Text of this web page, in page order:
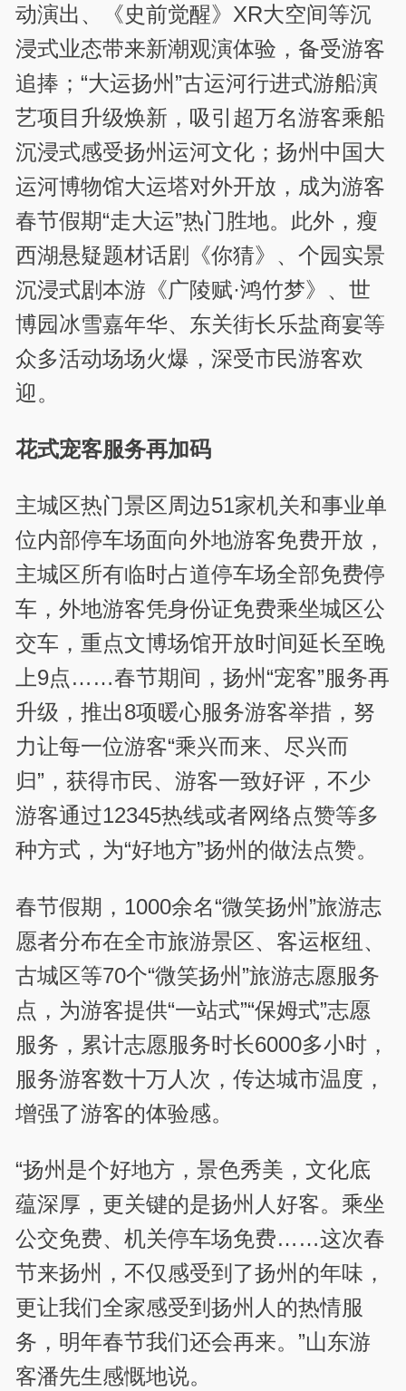
动演出、《史前觉醒》XR大空间等沉
浸式业态带来新潮观演体验，备受游客
追捧；“大运扬州”古运河行进式游船演
艺项目升级焕新，吸引超万名游客乘船
沉浸式感受扬州运河文化；扬州中国大
运河博物馆大运塔对外开放，成为游客
春节假期“走大运”热门胜地。此外，瘦
西湖悬疑题材话剧《你猜》、个园实景
沉浸式剧本游《广陵赋·鸿竹梦》、世
博园冰雪嘉年华、东关街长乐盐商宴等
众多活动场场火爆，深受市民游客欢
迎。
花式宠客服务再加码
主城区热门景区周边51家机关和事业单
位内部停车场面向外地游客免费开放，
主城区所有临时占道停车场全部免费停
车，外地游客凭身份证免费乘坐城区公
交车，重点文博场馆开放时间延长至晚
上9点……春节期间，扬州“宠客”服务再
升级，推出8项暖心服务游客举措，努
力让每一位游客“乘兴而来、尽兴而
归”，获得市民、游客一致好评，不少
游客通过12345热线或者网络点赞等多
种方式，为“好地方”扬州的做法点赞。
春节假期，1000余名“微笑扬州”旅游志
愿者分布在全市旅游景区、客运枢纽、
古城区等70个“微笑扬州”旅游志愿服务
点，为游客提供“一站式”“保姆式”志愿
服务，累计志愿服务时长6000多小时，
服务游客数十万人次，传达城市温度，
增强了游客的体验感。
“扬州是个好地方，景色秀美，文化底
蕴深厚，更关键的是扬州人好客。乘坐
公交免费、机关停车场免费……这次春
节来扬州，不仅感受到了扬州的年味，
更让我们全家感受到扬州人的热情服
务，明年春节我们还会再来。”山东游
客潘先生感慨地说。